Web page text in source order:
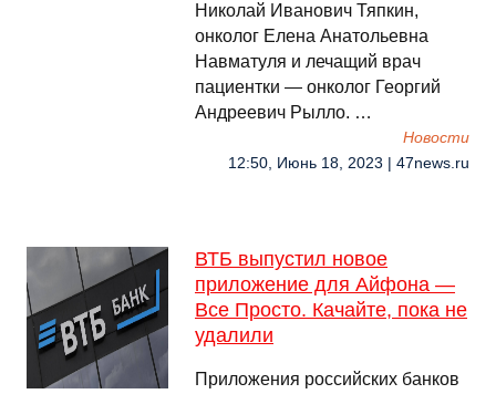
Николай Иванович Тяпкин,
онколог Елена Анатольевна
Навматуля и лечащий врач
пациентки — онколог Георгий
Андреевич Рылло. …
Новости
12:50, Июнь 18, 2023 | 47news.ru
ВТБ выпустил новое
приложение для Айфона —
Все Просто. Качайте, пока не
удалили
Приложения российских банков